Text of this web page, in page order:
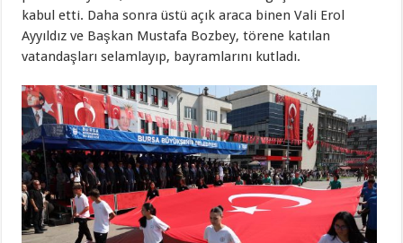
kabul etti. Daha sonra üstü açık araca binen Vali Erol
Ayyıldız ve Başkan Mustafa Bozbey, törene katılan
vatandaşları selamlayıp, bayramlarını kutladı.